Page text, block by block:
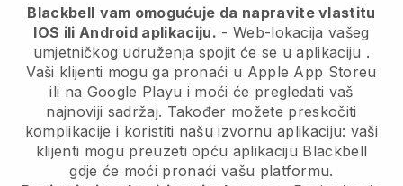
Blackbell vam omogućuje da napravite vlastitu
IOS ili Android aplikaciju. - Web-lokacija vašeg
umjetničkog udruženja spojit će se u aplikaciju .
Vaši klijenti mogu ga pronaći u Apple App Storeu
ili na Google Playu i moći će pregledati vaš
najnoviji sadržaj. Također možete preskočiti
komplikacije i koristiti našu izvornu aplikaciju: vaši
klijenti mogu preuzeti opću aplikaciju Blackbell
gdje će moći pronaći vašu platformu.